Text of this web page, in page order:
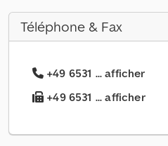
Téléphone & Fax
+49 6531 ... afficher
+49 6531 ... afficher